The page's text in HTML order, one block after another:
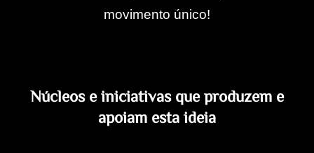
movimento único!
Núcleos e iniciativas que produzem e
apoiam esta ideia